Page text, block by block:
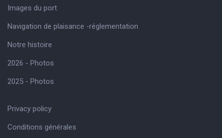
Images du port
Navigation de plaisance -réglementation
Notre histoire
2026 - Photos
2025 - Photos
Privacy policy
Conditions générales